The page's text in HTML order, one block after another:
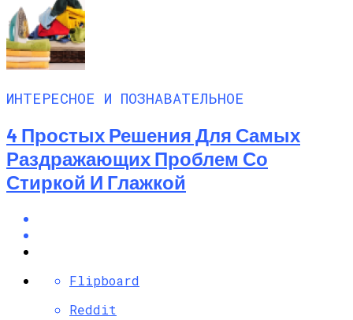
ИНТЕРЕСНОЕ И ПОЗНАВАТЕЛЬНОЕ
4 Простых Решения Для Самых
Раздражающих Проблем Со
Стиркой И Глажкой
Flipboard
Reddit